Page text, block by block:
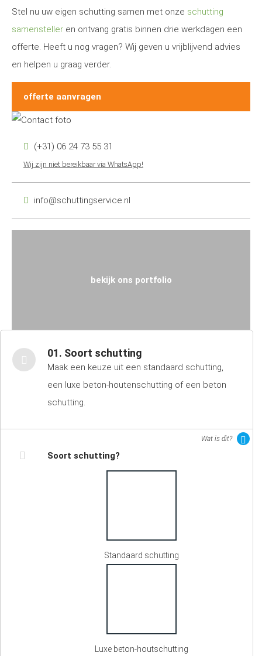
Stel nu uw eigen schutting samen met onze schutting
samensteller en ontvang gratis binnen drie werkdagen een
offerte. Heeft u nog vragen? Wij geven u vrijblijvend advies
en helpen u graag verder.
offerte aanvragen
(+31) 06 24 73 55 31
Wij zijn niet bereikbaar via WhatsApp!
info@schuttingservice.nl
bekijk ons portfolio
01. Soort schutting
Maak een keuze uit een standaard schutting,
een luxe beton-houtenschutting of een beton
schutting.
Wat is dit?
Soort schutting?
Standaard schutting
Luxe beton-houtschutting